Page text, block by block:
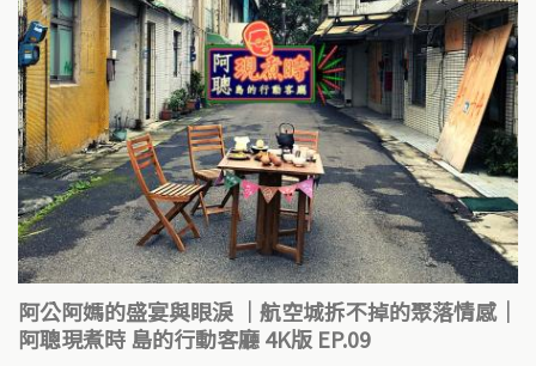
阿公阿媽的盛宴與眼淚 ｜航空城拆不掉的聚落情感｜
阿聰現煮時 島的行動客廳 4K版 EP.09